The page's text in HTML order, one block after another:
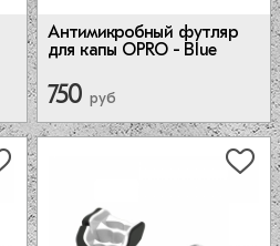
Антимикробный футляр
для капы OPRO - Blue
750 руб